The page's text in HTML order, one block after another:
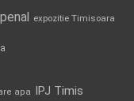
expozitie Timisoara
apa IPJ Timis